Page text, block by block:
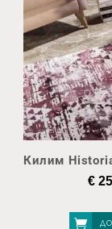
Килим
€